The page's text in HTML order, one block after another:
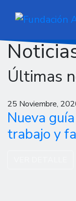
Últimas
25 Noviembre,
Nueva
trabajo y